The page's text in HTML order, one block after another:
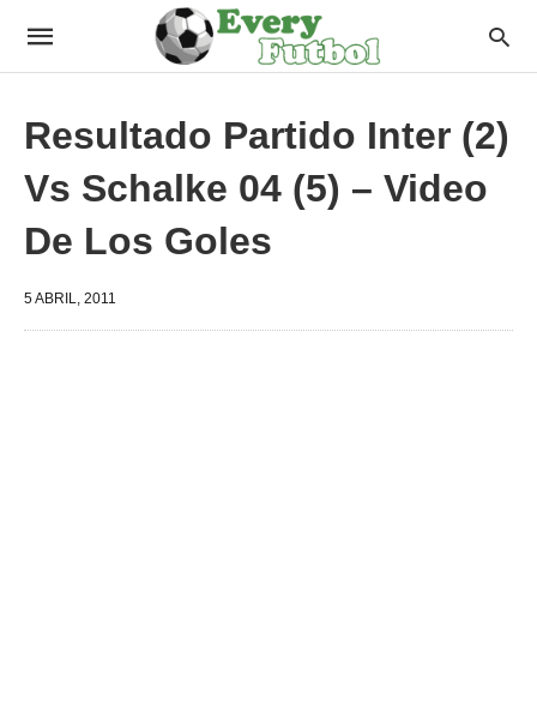
Resultado Partido Inter (2)
Vs Schalke 04 (5) – Video
De Los Goles
5 ABRIL, 2011